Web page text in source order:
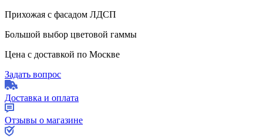
Прихожая с фасадом ЛДСП
Большой выбор цветовой гаммы
Цена с доставкой по Москве
Задать вопрос
Доставка и оплата
Отзывы о магазине